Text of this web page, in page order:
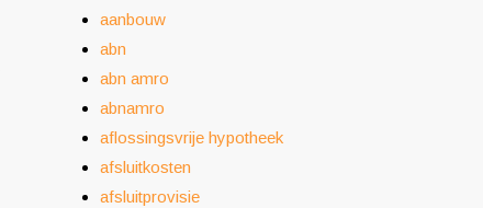
aanbouw
abn
abn amro
abnamro
aflossingsvrije hypotheek
afsluitkosten
afsluitprovisie